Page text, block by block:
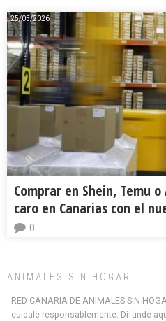
25/05/2026
Comprar en Shein, Temu
caro en Canarias con el
0
ANIMALES SIN HOGAR
RED CANARIA DE ANIMALES SIN
cuídale responsablemente. Difunde